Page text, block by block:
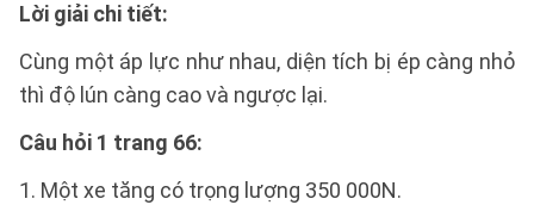
Lời giải chi tiết:
Cùng một áp lực như nhau, diện tích bị ép càng nhỏ
thì độ lún càng cao và ngược lại.
Câu hỏi 1 trang 66:
1. Một xe tăng có trọng lượng 350 000N.